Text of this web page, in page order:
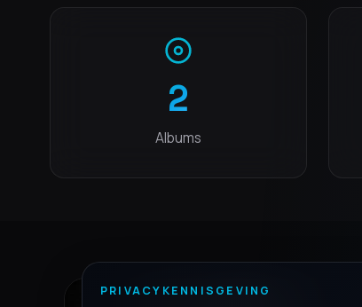
2
Albums
PRIVACYKENNISGEVING